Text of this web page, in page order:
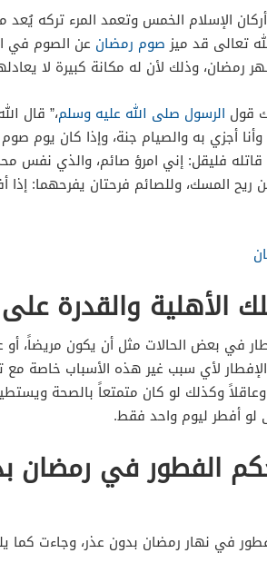
الإسلام الخمس وتعمد المرء تركه يُعد
تعالى قد ميزصوم رمضان عن الصوم في
رمضان، وذلك لأن له مكانة كبيرة لا
قول الرسول صلى الله عليه وسلم،” قال
أجزي به والصيام جنة، وإذا كان يوم
قاتله فليقل: إني امرؤ صائم، والذي نفس
المسك، وللصائم فرحتان يفرحهما: إذا
الأهلية والقدرة
في بعض الحالات مثل أن يكون مريضاً،
لأي سبب غير هذه الأسباب خاصة مع
وكذلك لو كان متمتعاً بالصحة
لو أفطر ليوم واحد فقط.
الفطور في رمضان
في نهار رمضان بدون عذر، وجاءت كما